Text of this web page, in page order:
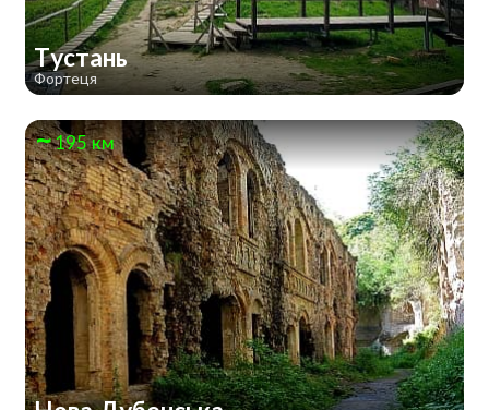
Тустань
Фортеця
195 км